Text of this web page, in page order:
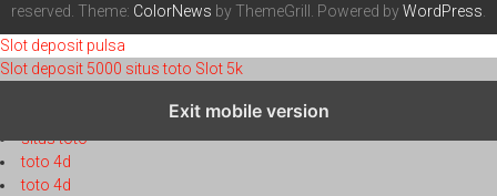
reserved. Theme: ColorNews by ThemeGrill. Powered byWordPress
Slot deposit pulsa
Slot deposit 5000 situs toto Slot 5k
Exit mobile version
situs toto
toto 4d
toto 4d